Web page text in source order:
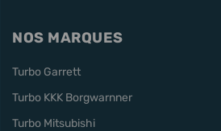
NOS MARQUES
Turbo Garrett
Turbo KKK Borgwarnner
Turbo Mitsubishi